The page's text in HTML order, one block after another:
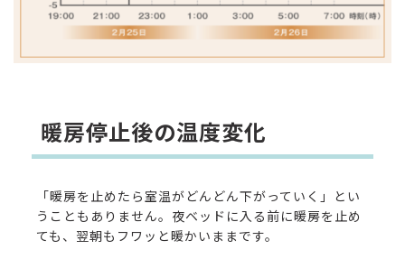
暖房停止後の温度変化
「暖房を止めたら室温がどんどん下がっていく」とい
うこともありません。夜ベッドに入る前に暖房を止め
ても、翌朝もフワッと暖かいままです。